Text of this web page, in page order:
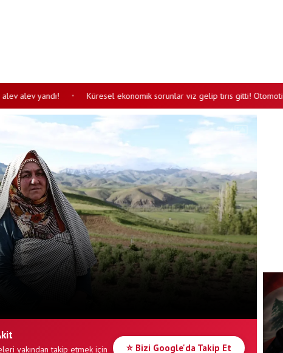
yandı! • Küresel ekonomik sorunlar vız gelip tırıs gitti! Otomotiv
yakından takip etmek için
⭐ Bizi Google'da Takip Et